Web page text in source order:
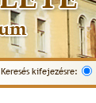
Keresés kifejezésre: